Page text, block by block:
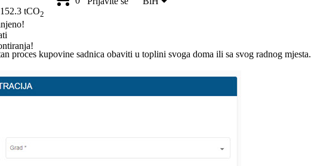
tCO2
proces kupovine sadnica obaviti u toplini svoga doma ili sa svog radnog mjesta.